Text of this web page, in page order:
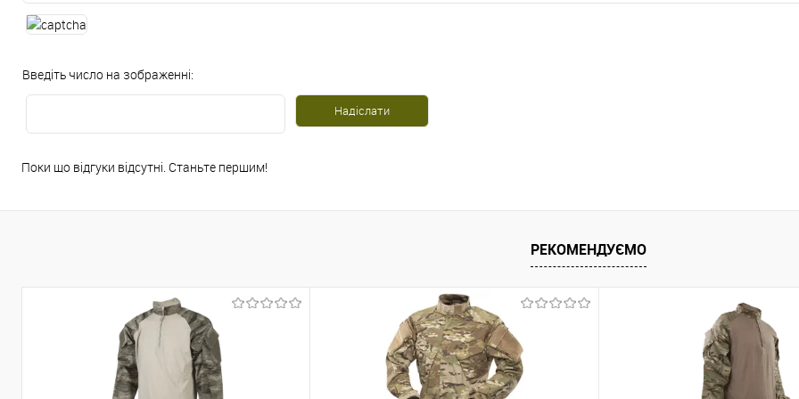
Введіть число на зображенні:
Поки що відгуки відсутні. Станьте першим!
РЕКОМЕНДУЄМО